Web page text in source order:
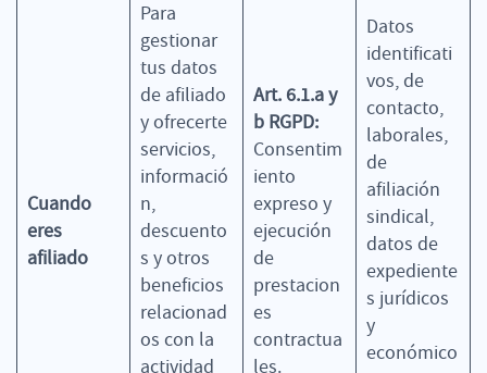
Cuando
eres
afiliado
Para
gestionar
tus datos
de afiliado
y ofrecerte
servicios,
informació
n,
descuento
s y otros
beneficios
relacionad
os con la
actividad
Art. 6.1.a y
b RGPD:
Consentim
iento
expreso y
ejecución
de
prestacion
es
contractua
les.
Datos
identificati
vos, de
contacto,
laborales,
de
afiliación
sindical,
datos de
expediente
s jurídicos
y
económico